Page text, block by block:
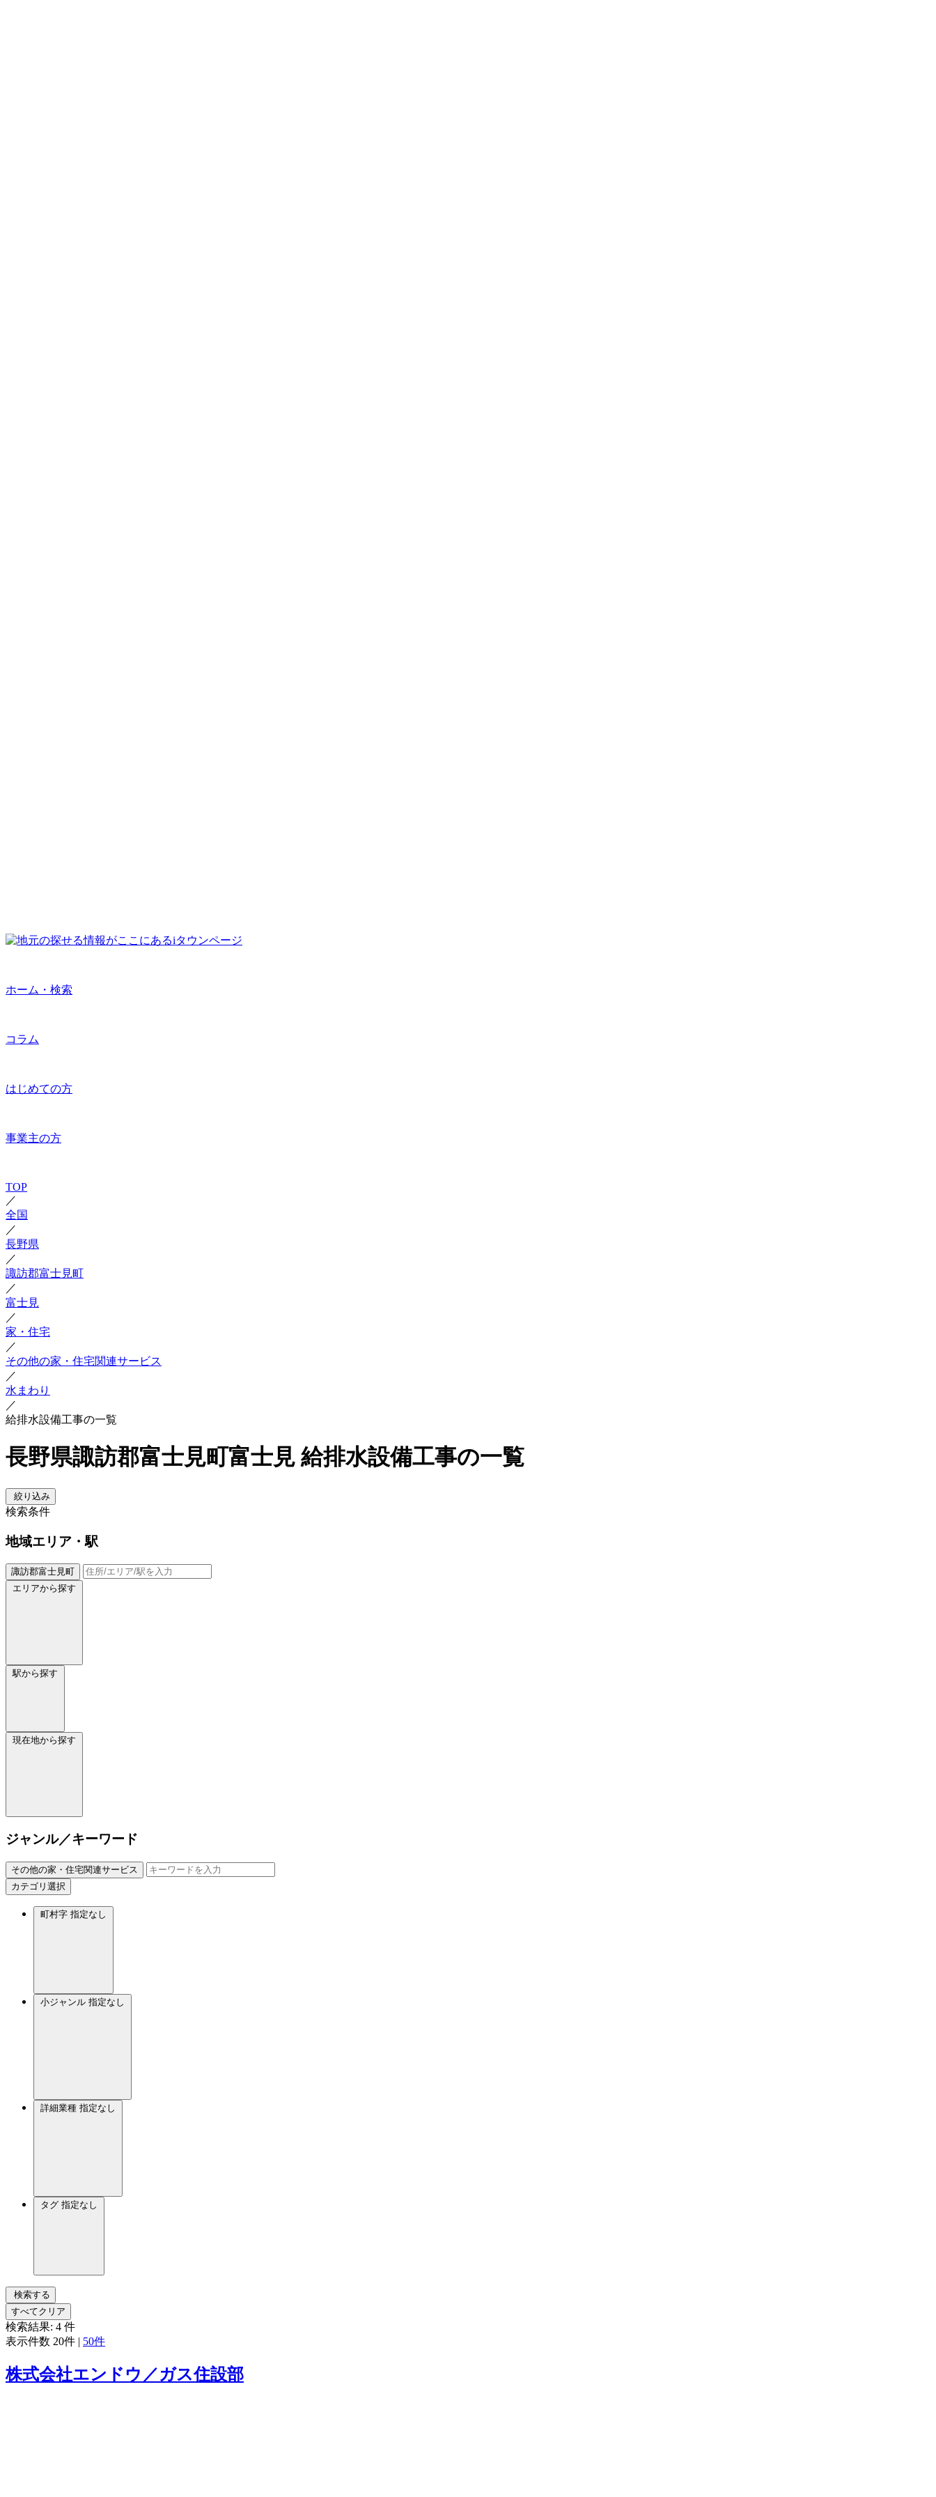
ホーム・検索
コラム
はじめての方
事業主の方
TOP
／
全国
／
長野県
／
諏訪郡富士見町
／
富士見
／
家・住宅
／
その他の家・住宅関連サービス
／
水まわり
／
給排水設備工事の一覧
長野県諏訪郡富士見町富士見 給排水設備工事の一覧
絞り込み
検索条件
地域エリア・駅
諏訪郡富士見町
エリアから探す
駅から探す
現在地から探す
ジャンル／キーワード
その他の家・住宅関連サービス
カテゴリ選択
町村字 指定なし
小ジャンル 指定なし
詳細業種 指定なし
タグ 指定なし
検索する
すべてクリア
検索結果: 4 件
表示件数 20件 | 50件
株式会社エンドウ／ガス住設部